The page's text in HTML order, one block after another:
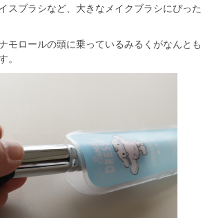
スブラシなど、大きなメイクブラシにぴった
モロールの頭に乗っているみるくがなんとも
。